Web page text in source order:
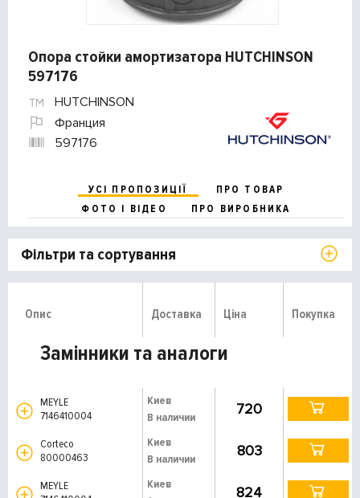
Опора стойки амортизатора HUTCHINSON
597176
HUTCHINSON
Франция
597176
УСІ ПРОПОЗИЦІЇ
ПРО ТОВАР
ФОТО І ВІДЕО
ПРО ВИРОБНИКА
Фільтри та сортування
Опис Доставка Ціна Покупка
Замінники та аналоги
MEYLE
7146410004
Киев
В наличии
720
Corteco
80000463
Киев
В наличии
803
MEYLE
Киев
824